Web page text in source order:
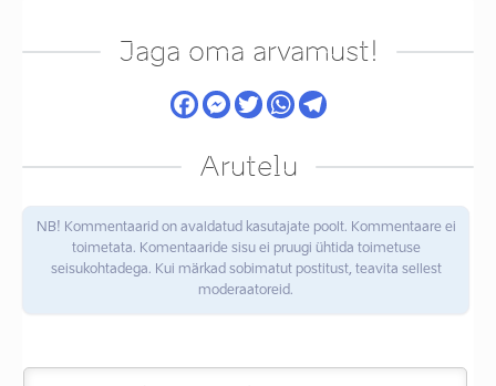
Jaga oma arvamust!
Arutelu
NB! Kommentaarid on avaldatud kasutajate poolt. Kommentaare ei
toimetata. Komentaaride sisu ei pruugi ühtida toimetuse
seisukohtadega. Kui märkad sobimatut postitust, teavita sellest
moderaatoreid.